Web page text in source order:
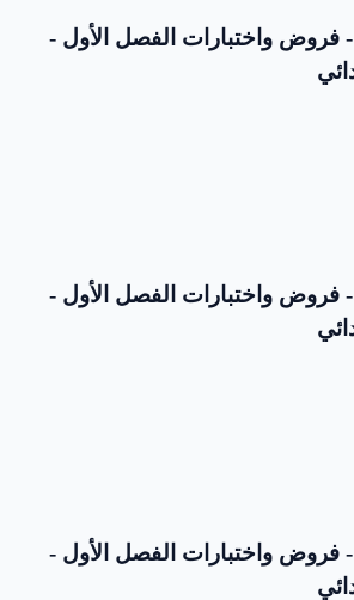
الموضوع رقم 144 - فروض واختبارات الفصل الأول -
الموضوع رقم 143 - فروض واختبارات الفصل الأول -
الموضوع رقم 142 - فروض واختبارات الفصل الأول -